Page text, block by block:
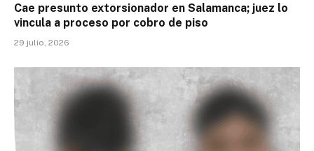
Cae presunto extorsionador en Salamanca; juez lo
vincula a proceso por cobro de piso
29 julio, 2026